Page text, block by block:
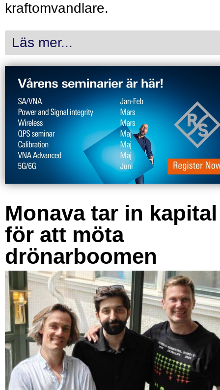
kraftomvandlare.
Läs mer...
Monava tar in kapital
för att möta
drönarboomen